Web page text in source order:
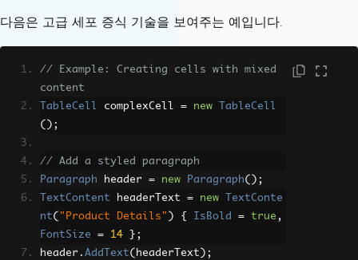
ntent ("First Name" ));
table[0, 2] = new TableCell(new
TextCo
ntent ("Last Name"));
for
( int
i++)
{
nt
$ "{i}"
));
    table
i , 1 ]. AddChild(new
TextConte
nt ($"---" ));
    table
[i 2].AddChild ( new
TextConte
nt ($"---"
));
}
다음은 고급 세포 증식 기술을 보여주는 예입니다.
// Example: Creating cells with mixed
content
TableCell complexCell = new
TableCell
();
// Add a styled paragraph
Paragraph header = new Paragraph();
TextContent headerText = new
TextConte
nt( "Product Details" ) { IsBold = true ,
FontSize
= 14
};
header . AddText( headerText );